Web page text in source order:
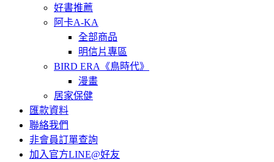
好書推薦
阿卡A-KA
全部商品
明信片專區
BIRD ERA《鳥時代》
漫畫
居家保健
匯款資料
聯絡我們
非會員訂單查詢
加入官方LINE@好友